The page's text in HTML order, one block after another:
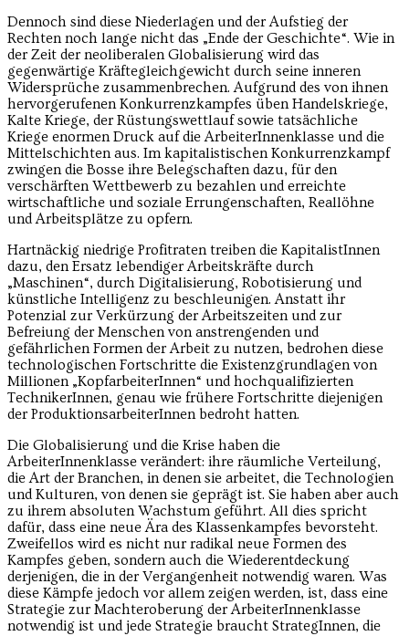
Dennoch sind diese Niederlagen und der Aufstieg der
Rechten noch lange nicht das „Ende der Geschichte“. Wie in
der Zeit der neoliberalen Globalisierung wird das
gegenwärtige Kräftegleichgewicht durch seine inneren
Widersprüche zusammenbrechen. Aufgrund des von ihnen
hervorgerufenen Konkurrenzkampfes üben Handelskriege,
Kalte Kriege, der Rüstungswettlauf sowie tatsächliche
Kriege enormen Druck auf die ArbeiterInnenklasse und die
Mittelschichten aus. Im kapitalistischen Konkurrenzkampf
zwingen die Bosse ihre Belegschaften dazu, für den
verschärften Wettbewerb zu bezahlen und erreichte
wirtschaftliche und soziale Errungenschaften, Reallöhne
und Arbeitsplätze zu opfern.
Hartnäckig niedrige Profitraten treiben die KapitalistInnen
dazu, den Ersatz lebendiger Arbeitskräfte durch
„Maschinen“, durch Digitalisierung, Robotisierung und
künstliche Intelligenz zu beschleunigen. Anstatt ihr
Potenzial zur Verkürzung der Arbeitszeiten und zur
Befreiung der Menschen von anstrengenden und
gefährlichen Formen der Arbeit zu nutzen, bedrohen diese
technologischen Fortschritte die Existenzgrundlagen von
Millionen „KopfarbeiterInnen“ und hochqualifizierten
TechnikerInnen, genau wie frühere Fortschritte diejenigen
der ProduktionsarbeiterInnen bedroht hatten.
Die Globalisierung und die Krise haben die
ArbeiterInnenklasse verändert: ihre räumliche Verteilung,
die Art der Branchen, in denen sie arbeitet, die Technologien
und Kulturen, von denen sie geprägt ist. Sie haben aber auch
zu ihrem absoluten Wachstum geführt. All dies spricht
dafür, dass eine neue Ära des Klassenkampfes bevorsteht.
Zweifellos wird es nicht nur radikal neue Formen des
Kampfes geben, sondern auch die Wiederentdeckung
derjenigen, die in der Vergangenheit notwendig waren. Was
diese Kämpfe jedoch vor allem zeigen werden, ist, dass eine
Strategie zur Machteroberung der ArbeiterInnenklasse
notwendig ist und jede Strategie braucht StrategInnen, die